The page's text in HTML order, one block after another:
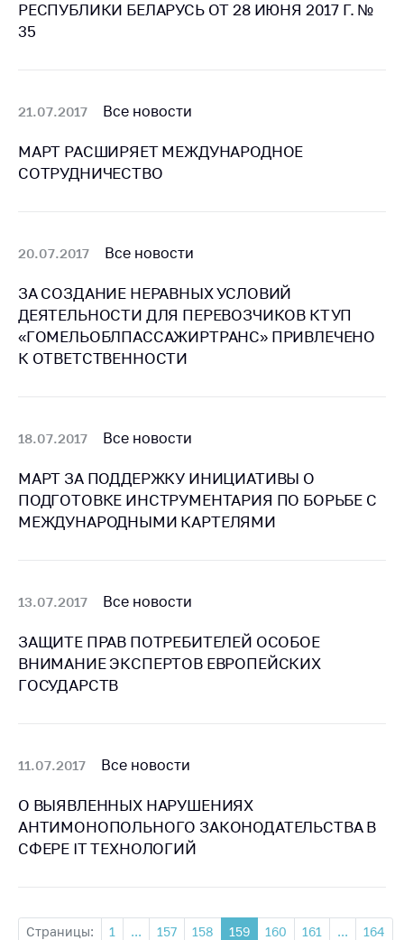
Маркировка
Упрощение условий
ведения бизнеса
распространения
субъектов торговли,
общественного
питания, бытового
обслуживания
регулирования и
конкурентной
политики
РЕСПУБЛИКИ БЕЛАРУСЬ ОТ 28 ИЮНЯ 2017 Г. №
35
21.07.2017 Все новости
МАРТ РАСШИРЯЕТ МЕЖДУНАРОДНОЕ
СОТРУДНИЧЕСТВО
20.07.2017 Все новости
ЗА СОЗДАНИЕ НЕРАВНЫХ УСЛОВИЙ
ДЕЯТЕЛЬНОСТИ ДЛЯ ПЕРЕВОЗЧИКОВ КТУП
«ГОМЕЛЬОБЛПАССАЖИРТРАНС» ПРИВЛЕЧЕНО
К ОТВЕТСТВЕННОСТИ
18.07.2017 Все новости
МАРТ ЗА ПОДДЕРЖКУ ИНИЦИАТИВЫ О
ПОДГОТОВКЕ ИНСТРУМЕНТАРИЯ ПО БОРЬБЕ С
МЕЖДУНАРОДНЫМИ КАРТЕЛЯМИ
13.07.2017 Все новости
ЗАЩИТЕ ПРАВ ПОТРЕБИТЕЛЕЙ ОСОБОЕ
ВНИМАНИЕ ЭКСПЕРТОВ ЕВРОПЕЙСКИХ
ГОСУДАРСТВ
11.07.2017 Все новости
О ВЫЯВЛЕННЫХ НАРУШЕНИЯХ
АНТИМОНОПОЛЬНОГО ЗАКОНОДАТЕЛЬСТВА В
СФЕРЕ IT ТЕХНОЛОГИЙ
Страницы: 1 ... 157 158 159 160 161 ... 164